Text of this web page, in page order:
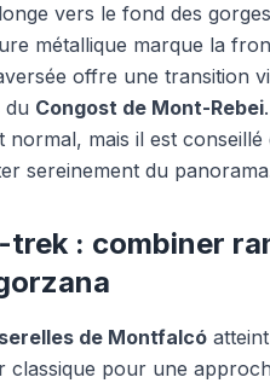
vers le fond des
métallique marque la
offre une transition
du Congost de Mont-Rebei
normal, mais il est
sereinement du
: combiner
de Montfalcó
pour une